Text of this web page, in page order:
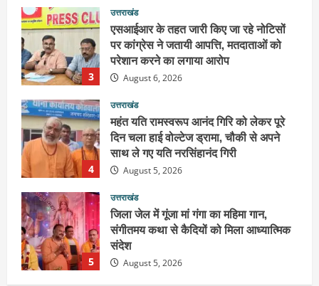
3
उत्तराखंड
एसआईआर के तहत जारी किए जा रहे नोटिसों
पर कांग्रेस ने जतायी आपत्ति, मतदाताओं को
परेशान करने का लगाया आरोप
August 6, 2026
4
उत्तराखंड
महंत यति रामस्वरूप आनंद गिरि को लेकर पूरे
दिन चला हाई वोल्टेज ड्रामा, चौकी से अपने
साथ ले गए यति नरसिंहानंद गिरी
August 5, 2026
5
उत्तराखंड
जिला जेल में गूंजा मां गंगा का महिमा गान,
संगीतमय कथा से कैदियों को मिला आध्यात्मिक
संदेश
August 5, 2026